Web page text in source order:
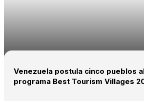
Venezuela postula cinco pueblos
programa Best Tourism Villages